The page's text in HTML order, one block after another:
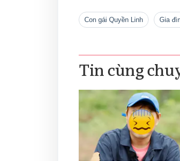
con gái Quyền Linh gia
Tin cùng